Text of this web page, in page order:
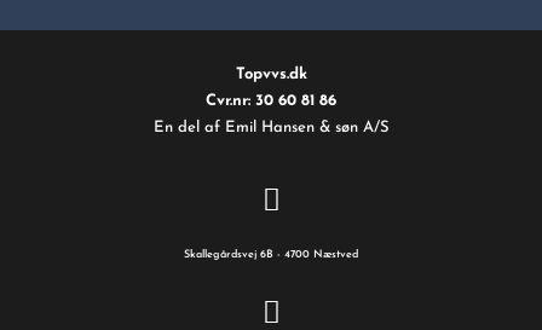
Topvvs.dk
Cvr.nr: 30 60 81 86
En del af Emil Hansen & søn A/S
Skallegårdsvej 6B - 4700 Næstved